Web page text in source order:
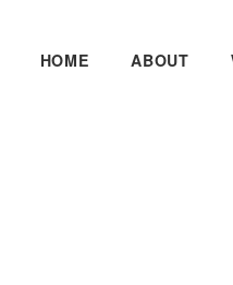
HOME ABOUT